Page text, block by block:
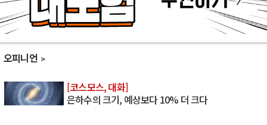
오피니언
[코스모스, 대화]
은하수의 크기, 예상보다 10% 더 크다